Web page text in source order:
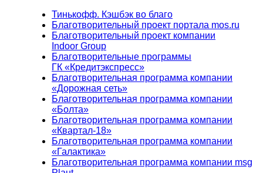
Тинькофф. Кэшбэк во благо
Благотворительный проект портала mos.ru
Благотворительный проект компании
Indoor Group
Благотворительные программы
ГК «Кредитэкспресс»
Благотворительная программа компании
«Дорожная сеть»
Благотворительная программа компании
«Болта»
Благотворительная программа компании
«Квартал-18»
Благотворительная программа компании
«Галактика»
Благотворительная программа компании msg